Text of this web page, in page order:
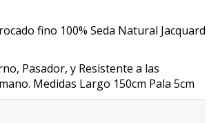
fino 100% Seda Natural Jacquard
Pasador, y Resistente a las
Medidas Largo 150cm Pala 5cm